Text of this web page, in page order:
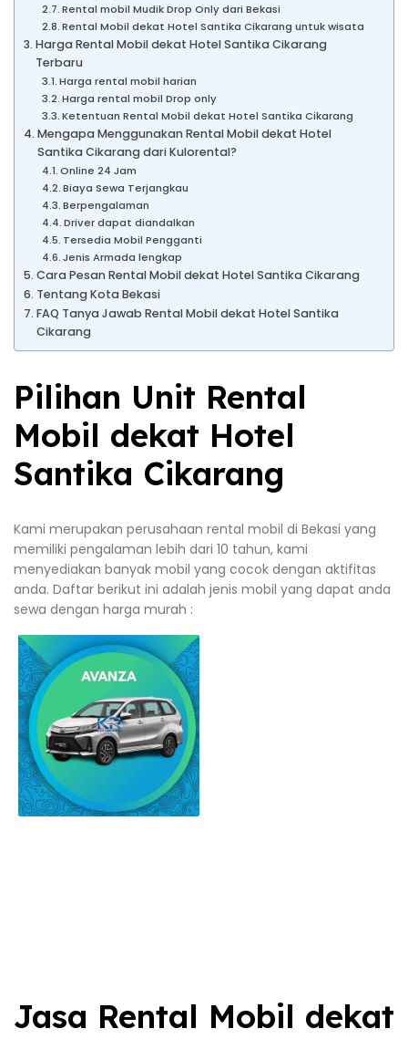
Rental mobil Mudik Drop Only dari Bekasi
Rental Mobil dekat Hotel Santika Cikarang untuk wisata
Harga Rental Mobil dekat Hotel Santika Cikarang
Terbaru
Harga rental mobil harian
Harga rental mobil Drop only
Ketentuan Rental Mobil dekat Hotel Santika Cikarang
Mengapa Menggunakan Rental Mobil dekat Hotel
Santika Cikarang dari Kulorental?
Online 24 Jam
Biaya Sewa Terjangkau
Berpengalaman
Driver dapat diandalkan
Tersedia Mobil Pengganti
Jenis Armada lengkap
Cara Pesan Rental Mobil dekat Hotel Santika Cikarang
Tentang Kota Bekasi
FAQ Tanya Jawab Rental Mobil dekat Hotel Santika
Cikarang
Pilihan Unit Rental
Mobil dekat Hotel
Santika Cikarang
Kami merupakan perusahaan rental mobil di Bekasi yang
memiliki pengalaman lebih dari 10 tahun, kami
menyediakan banyak mobil yang cocok dengan aktifitas
anda. Daftar berikut ini adalah jenis mobil yang dapat anda
sewa dengan harga murah :
Jasa Rental Mobil dekat